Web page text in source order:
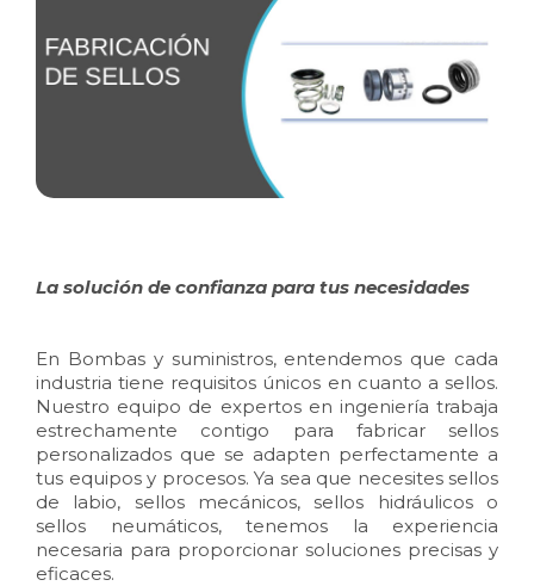
La solución de confianza para tus necesidades
En Bombas y suministros, entendemos que cada
industria tiene requisitos únicos en cuanto a sellos.
Nuestro equipo de expertos en ingeniería trabaja
estrechamente contigo para fabricar sellos
personalizados que se adapten perfectamente a
tus equipos y procesos. Ya sea que necesites sellos
de labio, sellos mecánicos, sellos hidráulicos o
sellos neumáticos, tenemos la experiencia
necesaria para proporcionar soluciones precisas y
eficaces.